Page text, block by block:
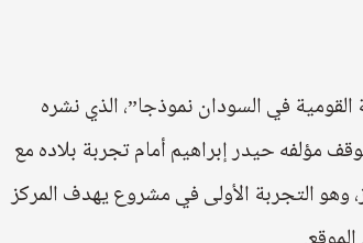
في السودان نموذجا”، الذي نشره
السودانية في القاهرة عام 1991، يتوقف مؤلفه حيدر إبراهيم أمام تجربة بلاده مع
وهو التجربة الأولى في مشروع يهدف المركز